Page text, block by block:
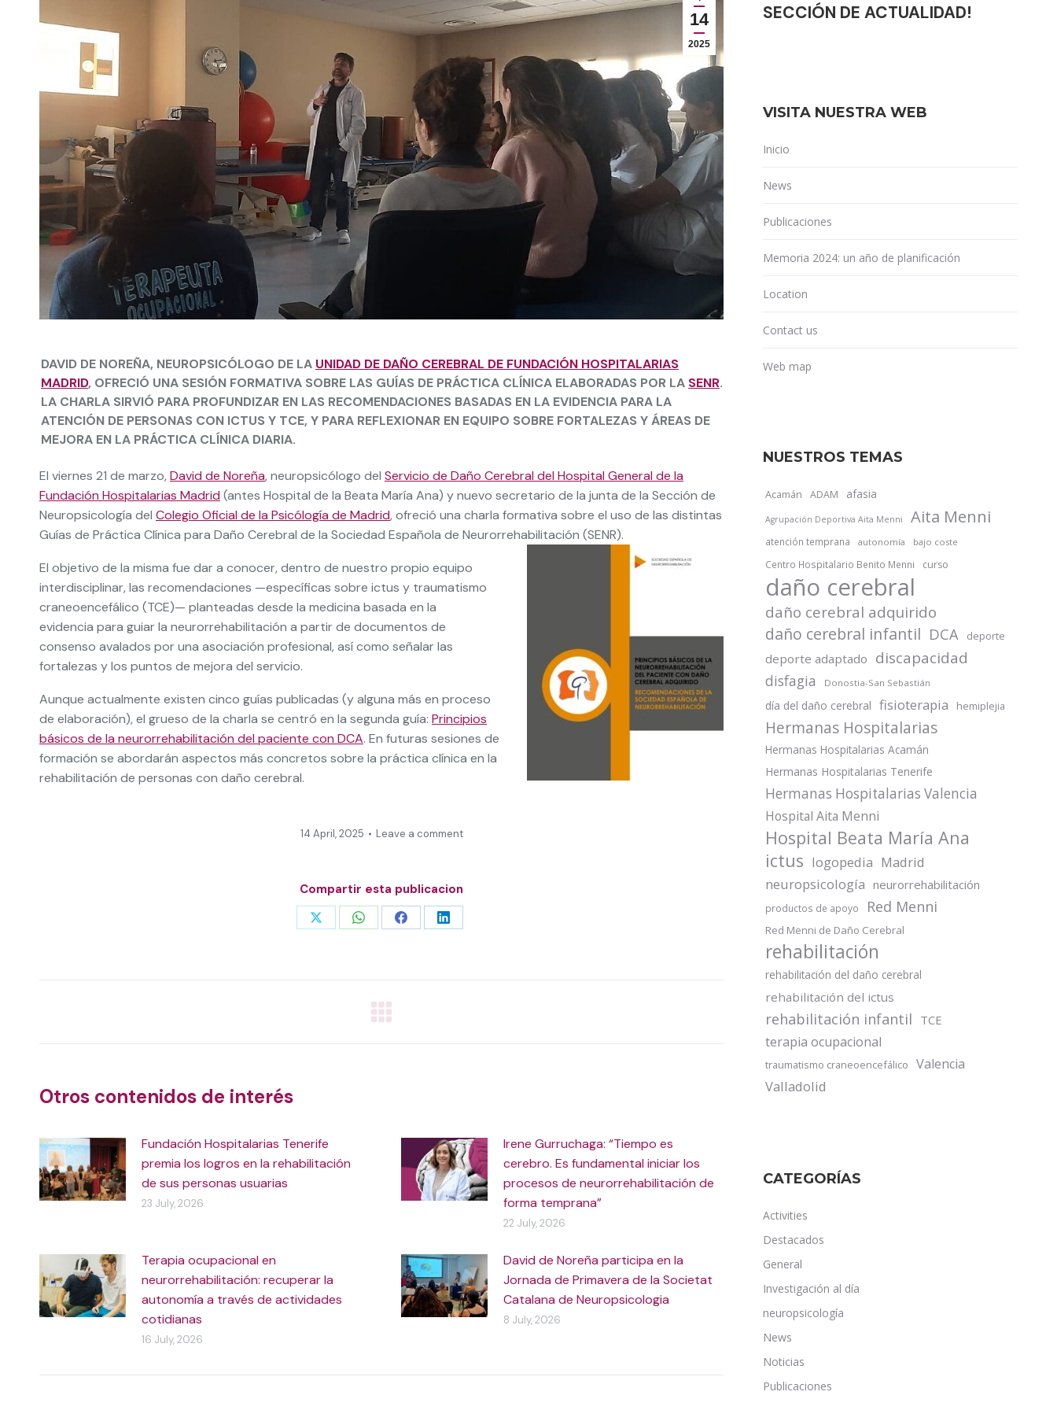
14
2025
DAVID DE NOREÑA, NEUROPSICÓLOGO DE LA UNIDAD DE DAÑO CEREBRAL DE FUNDACIÓN HOSPITALARIAS
MADRID, OFRECIÓ UNA SESIÓN FORMATIVA SOBRE LAS GUÍAS DE PRÁCTICA CLÍNICA ELABORADAS POR LA SENR.
LA CHARLA SIRVIÓ PARA PROFUNDIZAR EN LAS RECOMENDACIONES BASADAS EN LA EVIDENCIA PARA LA
ATENCIÓN DE PERSONAS CON ICTUS Y TCE, Y PARA REFLEXIONAR EN EQUIPO SOBRE FORTALEZAS Y ÁREAS DE
MEJORA EN LA PRÁCTICA CLÍNICA DIARIA.
El viernes 21 de marzo, David de Noreña, neuropsicólogo del Servicio de Daño Cerebral del Hospital General de la
Fundación Hospitalarias Madrid (antes Hospital de la Beata María Ana) y nuevo secretario de la junta de la Sección de
Neuropsicología del Colegio Oficial de la Psicólogía de Madrid, ofreció una charla formativa sobre el uso de las distintas
Guías de Práctica Clínica para Daño Cerebral de la Sociedad Española de Neurorrehabilitación (SENR).
El objetivo de la misma fue dar a conocer, dentro de nuestro propio equipo
interdisciplinar, las recomendaciones —específicas sobre ictus y traumatismo
craneoencefálico (TCE)— planteadas desde la medicina basada en la
evidencia para guiar la neurorrehabilitación a partir de documentos de
consenso avalados por una asociación profesional, así como señalar las
fortalezas y los puntos de mejora del servicio.
Aunque actualmente existen cinco guías publicadas (y alguna más en proceso
de elaboración), el grueso de la charla se centró en la segunda guía: Principios
básicos de la neurorrehabilitación del paciente con DCA​. En futuras sesiones de
formación se abordarán aspectos más concretos sobre la práctica clínica en la
rehabilitación de personas con daño cerebral.
14 April, 2025 Leave a comment
Compartir esta publicacion
Share Share Share Share
Otros contenidos de interés
Fundación Hospitalarias Tenerife
premia los logros en la rehabilitación
de sus personas usuarias
23 July, 2026
Irene Gurruchaga: “Tiempo es
cerebro. Es fundamental iniciar los
procesos de neurorrehabilitación de
forma temprana”
22 July, 2026
Terapia ocupacional en
neurorrehabilitación: recuperar la
autonomía a través de actividades
cotidianas
16 July, 2026
David de Noreña participa en la
Jornada de Primavera de la Societat
Catalana de Neuropsicologia
8 July, 2026
SECCIÓN DE ACTUALIDAD!
VISITA NUESTRA WEB
Inicio
News
Publicaciones
Memoria 2024: un año de planificación
Location
Contact us
Web map
NUESTROS TEMAS
Acamán ADAM afasia
Agrupación Deportiva Aita Menni Aita Menni
atención temprana autonomía bajo coste
Centro Hospitalario Benito Menni curso
daño cerebral
daño cerebral adquirido
daño cerebral infantil DCA deporte
deporte adaptado discapacidad
disfagia Donostia-San Sebastián
día del daño cerebral fisioterapia hemiplejia
Hermanas Hospitalarias
Hermanas Hospitalarias Acamán
Hermanas Hospitalarias Tenerife
Hermanas Hospitalarias Valencia
Hospital Aita Menni
Hospital Beata María Ana
ictus logopedia Madrid
neuropsicología neurorrehabilitación
productos de apoyo Red Menni
Red Menni de Daño Cerebral
rehabilitación
rehabilitación del daño cerebral
rehabilitación del ictus
rehabilitación infantil TCE
terapia ocupacional
traumatismo craneoencefálico Valencia
Valladolid
CATEGORÍAS
Activities
Destacados
General
Investigación al día
neuropsicología
News
Noticias
Publicaciones